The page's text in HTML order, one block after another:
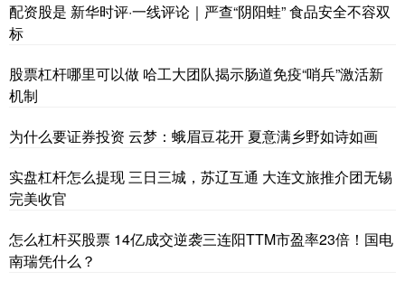
配资股是 新华时评·一线评论｜严查“阴阳蛙” 食品安全不容双
标
股票杠杆哪里可以做 哈工大团队揭示肠道免疫“哨兵”激活新
机制
为什么要证券投资 云梦：蛾眉豆花开 夏意满乡野如诗如画
实盘杠杆怎么提现 三日三城，苏辽互通 大连文旅推介团无锡
完美收官
怎么杠杆买股票 14亿成交逆袭三连阳TTM市盈率23倍！国电
南瑞凭什么？